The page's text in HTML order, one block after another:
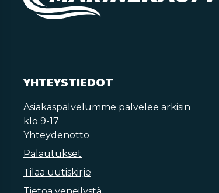
YHTEYSTIEDOT
Asiakaspalvelumme palvelee arkisin
klo 9-17
Yhteydenotto
Palautukset
Tilaa uutiskirje